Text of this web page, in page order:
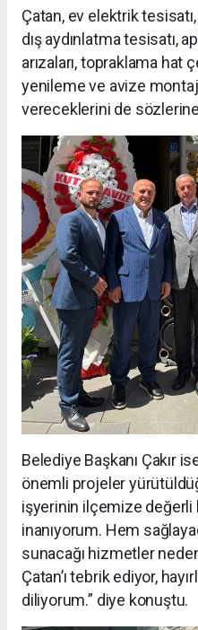
Çatan, ev elektrik
dış aydınlatma tesisatı,
arızaları, topraklama hat
yenileme ve avize
vereceklerini de
Belediye Başkanı Çakır
önemli projeler
işyerinin ilçemize değerli
inanıyorum. Hem
sunacağı hizmetler
Çatan’ı tebrik ediyor,
diliyorum.” diye konuştu.